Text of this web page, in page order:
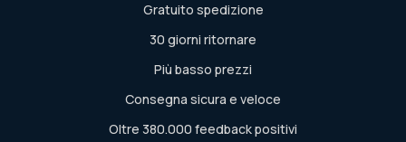
Gratuito spedizione
30 giorni ritornare
Più basso prezzi
Consegna sicura e veloce
Oltre 380.000 feedback positivi